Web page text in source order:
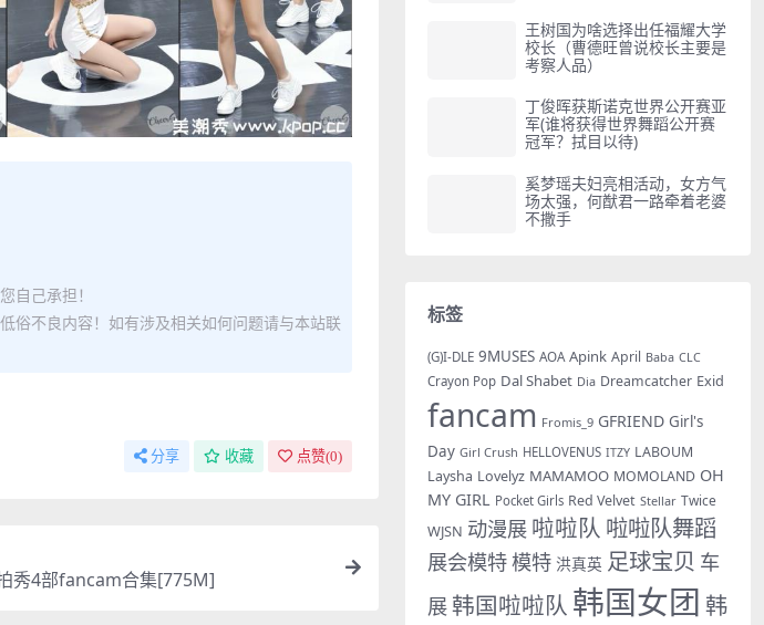
自己承担！
俗不良内容！如有涉及相关如何问题请与本站联
分享 收藏 点赞(0)
秀4部fancam合集[775M]
王树国为啥选择出任福耀大学
校长（曹德旺曾说校长主要是
考察人品）
丁俊晖获斯诺克世界公开赛亚
军(谁将获得世界舞蹈公开赛
冠军？拭目以待)
奚梦瑶夫妇亮相活动，女方气
场太强，何猷君一路牵着老婆
不撒手
标签
(G)I-DLE 9MUSES AOA Apink April Baba CLC
Crayon Pop Dal Shabet Dia Dreamcatcher Exid
fancam Fromis_9 GFRIEND Girl's
Day Girl Crush HELLOVENUS ITZY LABOUM
Laysha Lovelyz MAMAMOO MOMOLAND OH
MY GIRL Pocket Girls Red Velvet Stellar Twice
WJSN 动漫展 啦啦队 啦啦队舞蹈
展会模特模特 洪真英 足球宝贝 车
展韩国啦啦队 韩国女团 韩